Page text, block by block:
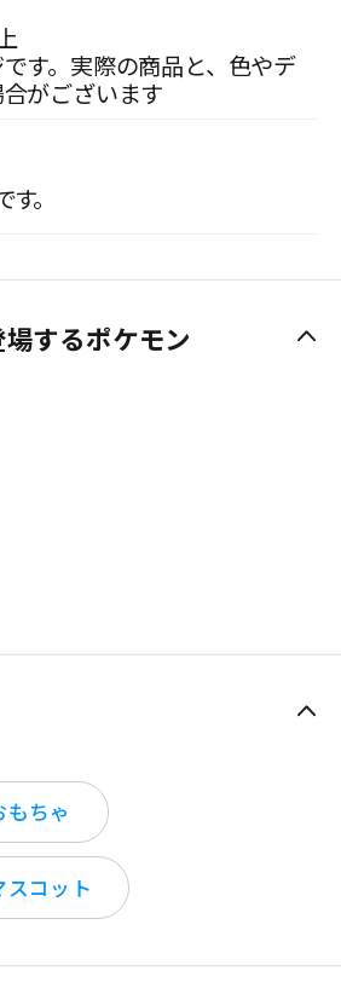
す。実際の商品と、色やデ
がございます
。
するポケモン
ちゃ
スコット